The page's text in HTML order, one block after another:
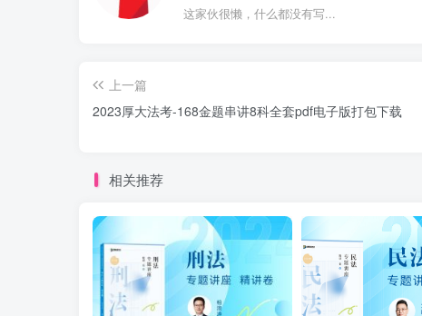
这家伙很懒，什么都没有写...
上一篇
2023厚大法考-168金题串讲8科全套pdf电子版打包下载
相关推荐